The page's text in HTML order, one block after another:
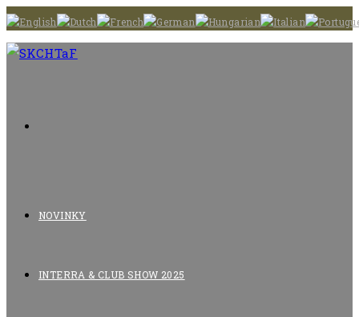
Skip
content
NOVINKY
INTERRA & CLUB SHOW 2025